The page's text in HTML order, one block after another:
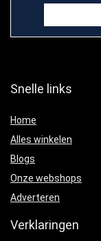
Snelle links
Home
Alles winkelen
Blogs
Onze webshops
Adverteren
Verklaringen